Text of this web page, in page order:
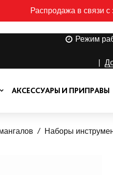
Распродажа в связи с
Режим
АКСЕССУАРЫ И ПРИПРАВЫ
Наборы